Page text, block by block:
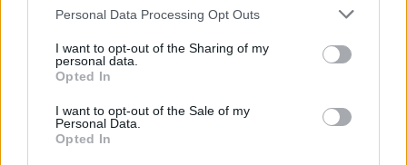
Personal Data Processing Opt Outs
I want to opt-out of the Sharing of my
personal data.
Opted In
I want to opt-out of the Sale of my
Personal Data.
Opted In